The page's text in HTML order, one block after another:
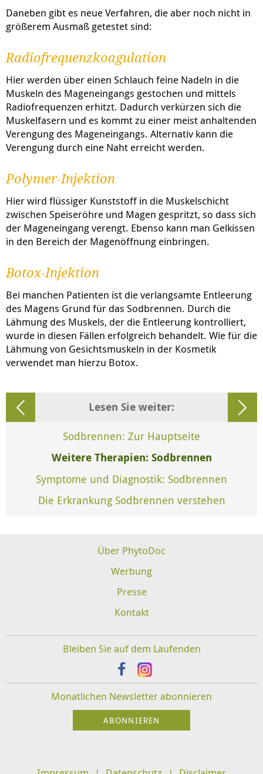
Daneben gibt es neue Verfahren, die aber noch nicht in
größerem Ausmaß getestet sind:
Radiofrequenzkoagulation
Hier werden über einen Schlauch feine Nadeln in die
Muskeln des Mageneingangs gestochen und mittels
Radiofrequenzen erhitzt. Dadurch verkürzen sich die
Muskelfasern und es kommt zu einer meist anhaltenden
Verengung des Mageneingangs. Alternativ kann die
Verengung durch eine Naht erreicht werden.
Polymer-Injektion
Hier wird flüssiger Kunststoff in die Muskelschicht
zwischen Speiseröhre und Magen gespritzt, so dass sich
der Mageneingang verengt. Ebenso kann man Gelkissen
in den Bereich der Magenöffnung einbringen.
Botox-Injektion
Bei manchen Patienten ist die verlangsamte Entleerung
des Magens Grund für das Sodbrennen. Durch die
Lähmung des Muskels, der die Entleerung kontrolliert,
wurde in diesen Fällen erfolgreich behandelt. Wie für die
Lähmung von Gesichtsmuskeln in der Kosmetik
verwendet man hierzu Botox.
Lesen Sie weiter:
Sodbrennen: Zur Hauptseite
Weitere Therapien: Sodbrennen
Symptome und Diagnostik: Sodbrennen
Die Erkrankung Sodbrennen verstehen
Über PhytoDoc
Werbung
Presse
Kontakt
Bleiben Sie auf dem Laufenden
Monatlichen Newsletter abonnieren